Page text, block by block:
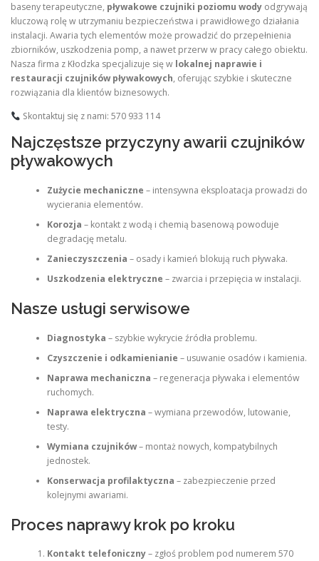
baseny terapeutyczne, pływakowe czujniki poziomu wody odgrywają
kluczową rolę w utrzymaniu bezpieczeństwa i prawidłowego działania
instalacji. Awaria tych elementów może prowadzić do przepełnienia
zbiorników, uszkodzenia pomp, a nawet przerw w pracy całego obiektu.
Nasza firma z Kłodzka specjalizuje się w lokalnej naprawie i
restauracji czujników pływakowych, oferując szybkie i skuteczne
rozwiązania dla klientów biznesowych.
Skontaktuj się z nami: 570 933 114
Najczęstsze przyczyny awarii czujników
pływakowych
Zużycie mechaniczne – intensywna eksploatacja prowadzi do
wycierania elementów.
Korozja – kontakt z wodą i chemią basenową powoduje
degradację metalu.
Zanieczyszczenia – osady i kamień blokują ruch pływaka.
Uszkodzenia elektryczne – zwarcia i przepięcia w instalacji.
Nasze usługi serwisowe
Diagnostyka – szybkie wykrycie źródła problemu.
Czyszczenie i odkamienianie – usuwanie osadów i kamienia.
Naprawa mechaniczna – regeneracja pływaka i elementów
ruchomych.
Naprawa elektryczna – wymiana przewodów, lutowanie,
testy.
Wymiana czujników– montaż nowych, kompatybilnych
jednostek.
Konserwacja profilaktyczna – zabezpieczenie przed
kolejnymi awariami.
Proces naprawy krok po kroku
Kontakt telefoniczny– zgłoś problem pod numerem 570